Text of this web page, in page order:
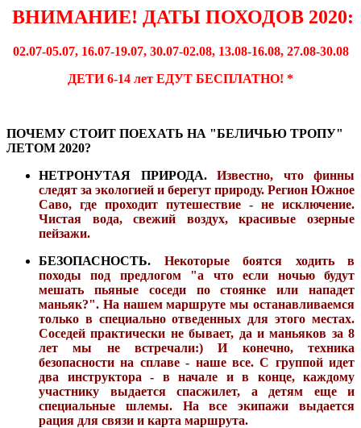
ВНИМАНИЕ! ДАТЫ ПОХОДОВ 2020:
02.07-05.07, 16.07-19.07, 30.07-02.08, 13.08-16.08, 27.08-30.08
ДЕТИ 6-14 лет ЕДУТ БЕСПЛАТНО! *
ПОЧЕМУ СТОИТ ПОЕХАТЬ НА "БЕЛИЧЬЮ ТРОПУ"
ЛЕТОМ 2020?
НЕТРОНУТАЯ ПРИРОДА. Известно, что финны
следят за экологией и берегут природу. Регион Южное
Саво, где проходит путешествие - не исключение.
Чистая вода, свежий воздух, красивые озерные
пейзажи.
БЕЗОПАСНОСТЬ. Некоторые боятся ходить в
походы под предлогом "а что если ночью будут
мешать пьяные соседи по стоянке или нападет
маньяк?". На нашем маршруте мы останавливаемся
только в специально отведенных для этого местах.
Соседей практически не бывает, да и маньяков за 8
лет мы не встречали:) И конечно, техника
безопасности на сплаве - наше все. С группой идет
два инструктора - в начале и в конце, каждому
участнику выдается спасжилет, а детям еще и
специальные шлемы. На все экипажи выдается
рация для связи и карта маршрута.